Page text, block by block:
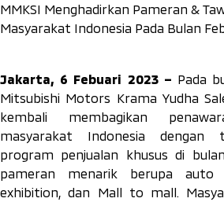
MMKSI Menghadirkan Pameran &
Masyarakat Indonesia Pada Bulan
Jakarta, 6 Febuari 2023 – Pada
Mitsubishi Motors Krama Yudha
kembali membagikan
masyarakat Indonesia dengan
program penjualan khusus di
pameran menarik berupa auto
exhibition, dan Mall to mall.